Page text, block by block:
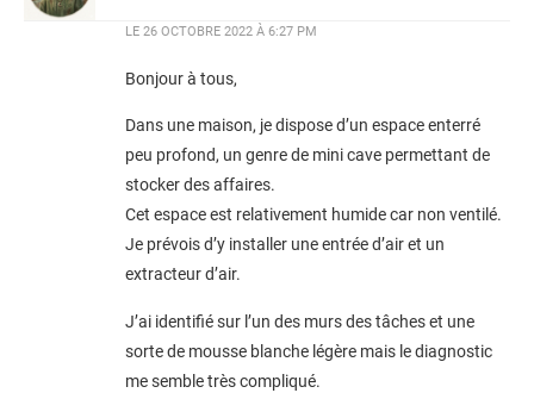
LE 26 OCTOBRE 2022 À 6:27 PM
Bonjour à tous,
Dans une maison, je dispose d’un espace enterré
peu profond, un genre de mini cave permettant de
stocker des affaires.
Cet espace est relativement humide car non ventilé.
Je prévois d’y installer une entrée d’air et un
extracteur d’air.
J’ai identifié sur l’un des murs des tâches et une
sorte de mousse blanche légère mais le diagnostic
me semble très compliqué.